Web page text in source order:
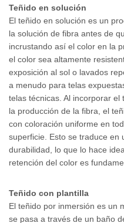
Teñido en solución
El teñido en solución es un
la solución de fibra antes de
incrustando así el color en la
el color sea altamente
exposición al sol o lavados
a menudo para telas
telas técnicas. Al incorporar
la producción de la fibra, el
con coloración uniforme en
superficie. Esto se traduce en
durabilidad, lo que lo hace
retención del color es
Teñido con plantilla
El teñido por inmersión es un
se pasa a través de un baño